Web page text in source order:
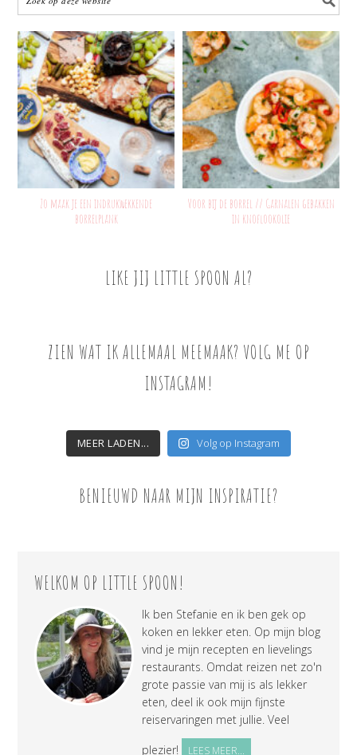
Zo maak je een indrukwekkende
borrelplank
Voor bij de borrel // Garnalen gebakken
in knoflookolie
LIKE JIJ LITTLE SPOON AL?
ZIEN WAT IK ALLEMAAL MEEMAAK? VOLG ME OP
INSTAGRAM!
MEER LADEN... Volg op Instagram
BENIEUWD NAAR MIJN INSPIRATIE?
WELKOM OP LITTLE SPOON!
Ik ben Stefanie en ik ben gek op
koken en lekker eten. Op mijn blog
vind je mijn recepten en lievelings
restaurants. Omdat reizen net zo'n
grote passie van mij is als lekker
eten, deel ik ook mijn fijnste
reiservaringen met jullie. Veel
plezier!
LEES MEER...